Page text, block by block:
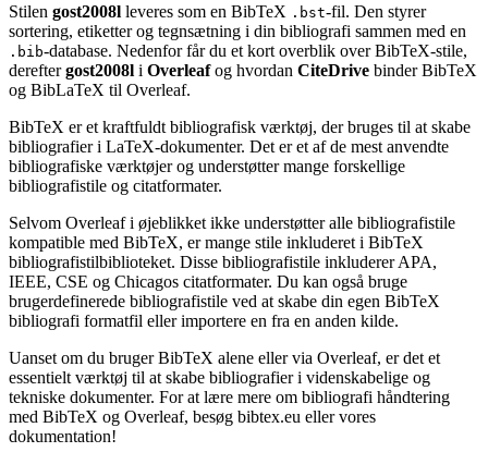
Stilen gost2008l leveres som en BibTeX .bst-fil. Den styrer
sortering, etiketter og tegnsætning i din bibliografi sammen med en
.bib-database. Nedenfor får du et kort overblik over BibTeX-stile,
dereftergost2008l i Overleafog hvordan CiteDrive binder BibTeX
og BibLaTeX til Overleaf.
BibTeX er et kraftfuldt bibliografisk værktøj, der bruges til at skabe
bibliografier i LaTeX-dokumenter. Det er et af de mest anvendte
bibliografiske værktøjer og understøtter mange forskellige
bibliografistile og citatformater.
Selvom Overleaf i øjeblikket ikke understøtter alle bibliografistile
kompatible med BibTeX, er mange stile inkluderet i BibTeX
bibliografistilbiblioteket. Disse bibliografistile inkluderer APA,
IEEE, CSE og Chicagos citatformater. Du kan også bruge
brugerdefinerede bibliografistile ved at skabe din egen BibTeX
bibliografi formatfil eller importere en fra en anden kilde.
Uanset om du bruger BibTeX alene eller via Overleaf, er det et
essentielt værktøj til at skabe bibliografier i videnskabelige og
tekniske dokumenter. For at lære mere om bibliografi håndtering
med BibTeX og Overleaf, besøg bibtex.eu eller vores
dokumentation!